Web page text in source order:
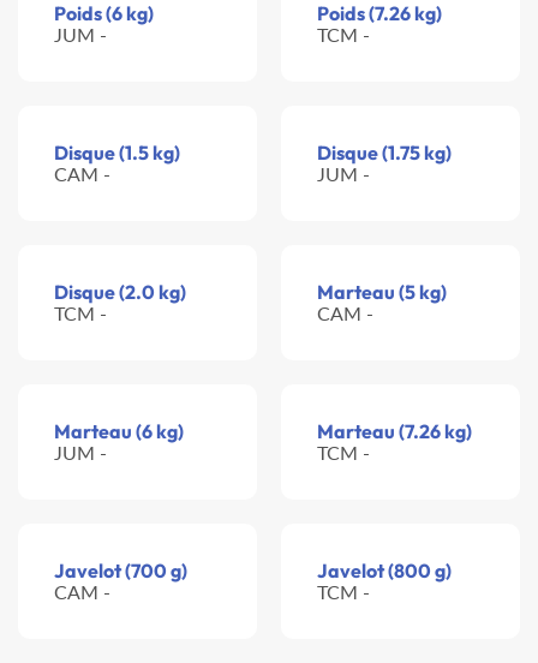
Poids (6 kg)
JUM -
Poids (7.26 kg)
TCM -
Disque (1.5 kg)
CAM -
Disque (1.75 kg)
JUM -
Disque (2.0 kg)
TCM -
Marteau (5 kg)
CAM -
Marteau (6 kg)
JUM -
Marteau (7.26 kg)
TCM -
Javelot (700 g)
CAM -
Javelot (800 g)
TCM -